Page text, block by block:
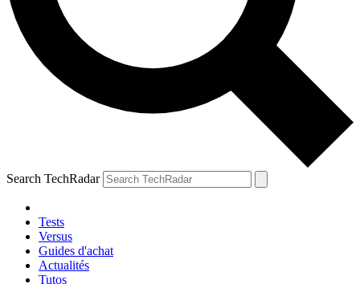
Search TechRadar
Tests
Versus
Guides d'achat
Actualités
Tutos